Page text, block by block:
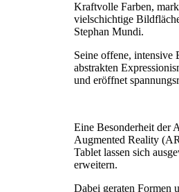
Kraftvolle Farben,
vielschichtige
Stephan Mundi.
Seine offene, intensive
abstrakten
und eröffnet
Eine Besonderheit der
Augmented Reality
Tablet lassen sich
erweitern.
Dabei geraten Formen